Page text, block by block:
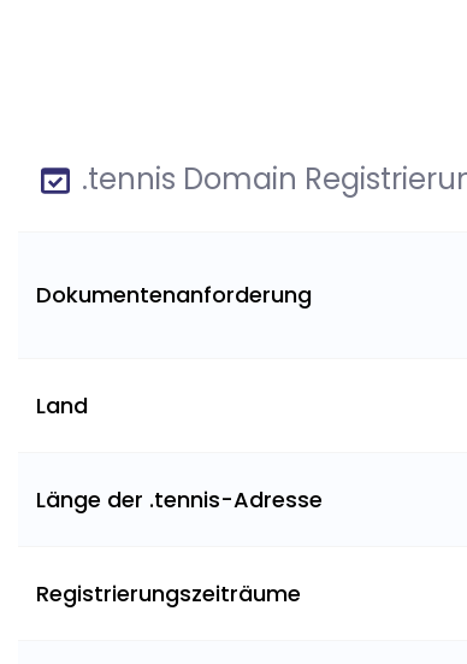
.tennis Domain
Dokumentenanforderung
Land
Länge der .tennis-Adresse
Registrierungszeiträume